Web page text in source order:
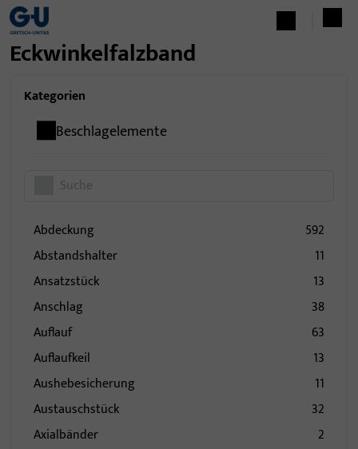
Eckwinkelfalzband
Kategorien
Beschlagelemente
Abdeckung
592
Abstandshalter
11
Ansatzstück
13
Anschlag
38
Auflauf
63
Auflaufkeil
13
Aushebesicherung
11
Austauschstück
32
Axialbänder
2